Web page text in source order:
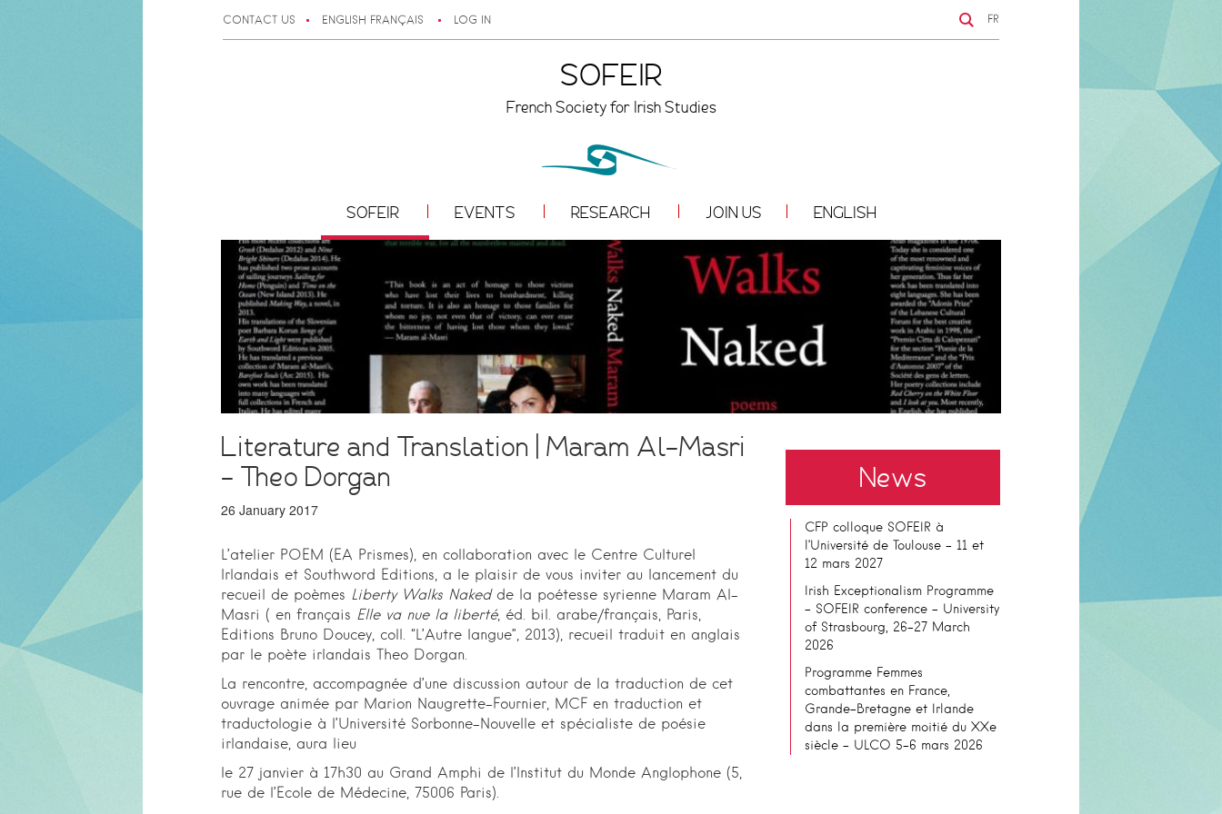
CONTACT US ENGLISH FRANÇAIS LOG IN FR
SOFEIR
French Society for Irish Studies
SOFEIR EVENTS RESEARCH JOIN US ENGLISH
Literature and Translation | Maram Al-Masri
– Theo Dorgan
26 January 2017
L’atelier POEM (EA Prismes), en collaboration avec le Centre Culturel
Irlandais et Southword Editions, a le plaisir de vous inviter au lancement du
recueil de poèmes Liberty Walks Naked de la poétesse syrienne Maram Al-
Masri ( en français Elle va nue la liberté, éd. bil. arabe/français, Paris,
Editions Bruno Doucey, coll. “L’Autre langue”, 2013), recueil traduit en anglais
par le poète irlandais Theo Dorgan.
La rencontre, accompagnée d’une discussion autour de la traduction de cet
ouvrage animée par Marion Naugrette-Fournier, MCF en traduction et
traductologie à l’Université Sorbonne-Nouvelle et spécialiste de poésie
irlandaise, aura lieu
le 27 janvier à 17h30 au Grand Amphi de l’Institut du Monde Anglophone (5,
rue de l’Ecole de Médecine, 75006 Paris).
News
CFP colloque SOFEIR à
l’Université de Toulouse – 11 et
12 mars 2027
Irish Exceptionalism Programme
– SOFEIR conference – University
of Strasbourg, 26-27 March
2026
Programme Femmes
combattantes en France,
Grande-Bretagne et Irlande
dans la première moitié du XXe
siècle – ULCO 5-6 mars 2026